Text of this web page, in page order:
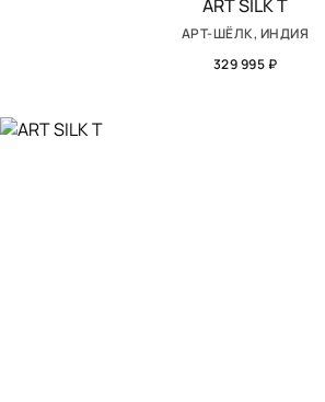
ART SILK T
АРТ-ШЁЛК, ИНДИЯ
329 995 ₽